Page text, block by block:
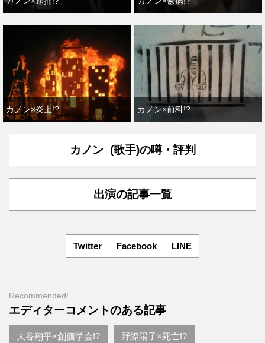
カノン×炎上!? カノン×前科!?
カノン_(歌手)の噂・評判
出演の記事一覧
Twitter Facebook LINE
Recommended!
エディターコメントのある記事
大谷翔平×創価学会!? 野際陽子×死亡!?